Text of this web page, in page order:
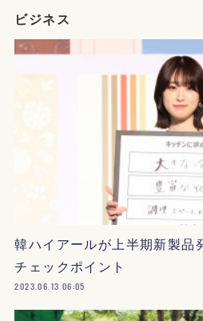
ビジネス
韓ハイアールが上半期新製品
チェックポイント
2023.06.13 06:05